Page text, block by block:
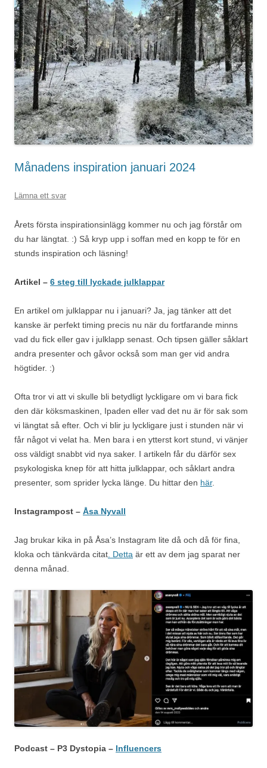
Månadens inspiration januari 2024
Lämna ett svar
Årets första inspirationsinlägg kommer nu och jag förstår om
du har längtat. :) Så kryp upp i soffan med en kopp te för en
stunds inspiration och läsning!
Artikel – 6 steg till lyckade julklappar
En artikel om julklappar nu i januari? Ja, jag tänker att det
kanske är perfekt timing precis nu när du fortfarande minns
vad du fick eller gav i julklapp senast. Och tipsen gäller såklart
andra presenter och gåvor också som man ger vid andra
högtider. :)
Ofta tror vi att vi skulle bli betydligt lyckligare om vi bara fick
den där köksmaskinen, Ipaden eller vad det nu är för sak som
vi längtat så efter. Och vi blir ju lyckligare just i stunden när vi
får något vi velat ha. Men bara i en ytterst kort stund, vi vänjer
oss väldigt snabbt vid nya saker. I artikeln får du därför sex
psykologiska knep för att hitta julklappar, och såklart andra
presenter, som sprider lycka länge. Du hittar den här.
Instagrampost – Åsa Nyvall
Jag brukar kika in på Åsa’s Instagram lite då och då för fina,
kloka och tänkvärda citat . Detta är ett av dem jag sparat ner
denna månad.
Podcast – P3 Dystopia – Influencers